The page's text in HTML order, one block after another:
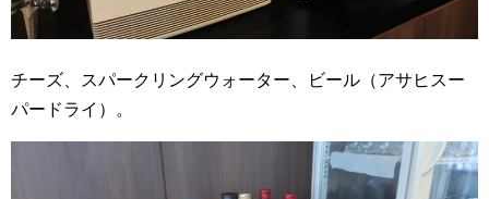
チーズ、スパークリングウォーター、ビール（アサヒスー
パードライ）。